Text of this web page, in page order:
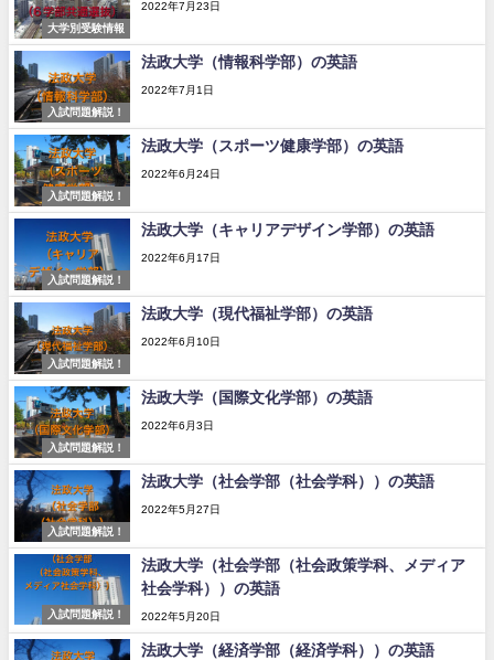
大学別受験情報
2022年7月23日
入試問題解説！
法政大学（情報科学部）の英語
2022年7月1日
入試問題解説！
法政大学（スポーツ健康学部）の英語
2022年6月24日
入試問題解説！
法政大学（キャリアデザイン学部）の英語
2022年6月17日
入試問題解説！
法政大学（現代福祉学部）の英語
2022年6月10日
入試問題解説！
法政大学（国際文化学部）の英語
2022年6月3日
入試問題解説！
法政大学（社会学部（社会学科））の英語
2022年5月27日
入試問題解説！
法政大学（社会学部（社会政策学科、メディア
社会学科））の英語
2022年5月20日
法政大学（経済学部（経済学科））の英語